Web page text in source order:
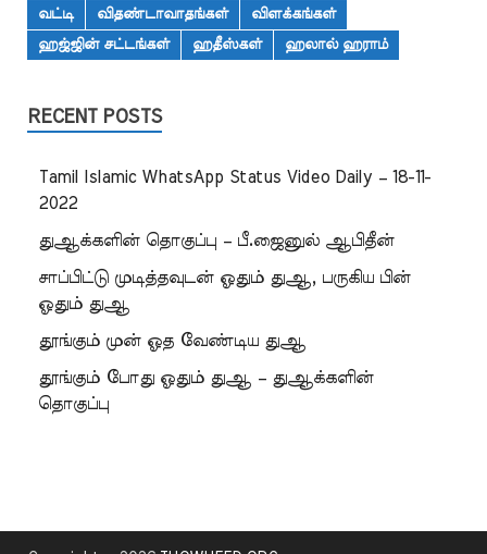
வட்டி
விதண்டாவாதங்கள்
விளக்கங்கள்
ஹஜ்ஜின் சட்டங்கள்
ஹதீஸ்கள் ஹலால் ஹராம்
RECENT POSTS
Tamil Islamic WhatsApp Status Video Daily – 18-11-
2022
துஆக்களின் தொகுப்பு – பீ.ஜைனுல் ஆபிதீன்
சாப்பிட்டு முடித்தவுடன் ஓதும் துஆ, பருகிய பின்
ஓதும் துஆ
தூங்கும் முன் ஓத வேண்டிய துஆ
தூங்கும் போது ஓதும் துஆ – துஆக்களின்
தொகுப்பு